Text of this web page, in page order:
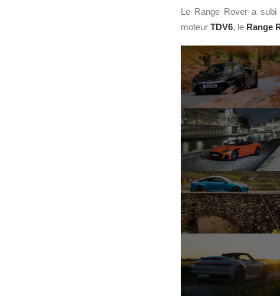
Le Range Rover a subi
moteur TDV6, le Range